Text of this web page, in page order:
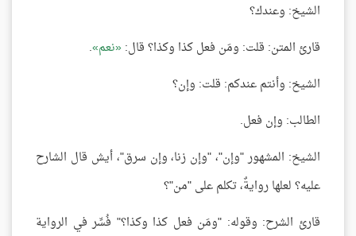
الشيخ: وعندك؟
قارئ المتن: قلت: ومَن فعل كذا وكذا؟ قال: نعم .
الشيخ: وأنتم عندكم: قلت: وإن؟
الطالب: وإن فعل.
الشيخ: المشهور "وإن"، "وإن زنا، وإن سرق"، أيش قال الشارح
عليه؟ لعلها روايةٌ، تكلم على "من"؟
قارئ الشرح: وقوله: "ومَن فعل كذا وكذا؟" فُسِّر في الرواية